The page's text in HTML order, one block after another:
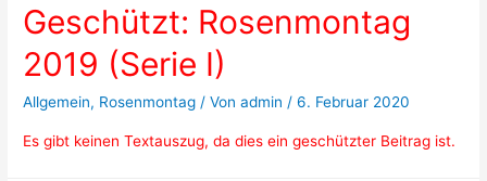
Geschützt: Rosenmontag
2019 (Serie I)
Allgemein, Rosenmontag / Vonadmin /6. Februar 2020
Es gibt keinen Textauszug, da dies ein geschützter Beitrag ist.